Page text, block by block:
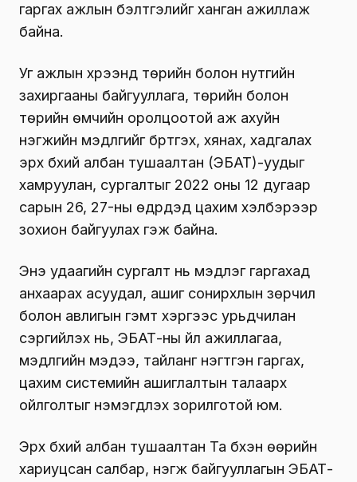
гаргах ажлын бэлтгэлийг ханган ажиллаж
байна.
Уг ажлын хүрээнд төрийн болон нутгийн
захиргааны байгууллага, төрийн болон
төрийн өмчийн оролцоотой аж ахуйн
нэгжийн мэдүүлгийг бүртгэх, хянах, хадгалах
эрх бүхий албан тушаалтан (ЭБАТ)-уудыг
хамруулан, сургалтыг 2022 оны 12 дугаар
сарын 26, 27-ны өдрүүдэд цахим хэлбэрээр
зохион байгуулах гэж байна.
Энэ удаагийн сургалт нь мэдүүлэг гаргахад
анхаарах асуудал, ашиг сонирхлын зөрчил
болон авлигын гэмт хэргээс урьдчилан
сэргийлэх нь, ЭБАТ-ны үйл ажиллагаа,
мэдүүлгийн мэдээ, тайланг нэгтгэн гаргах,
цахим системийн ашиглалтын талаарх
ойлголтыг нэмэгдүүлэх зорилготой юм.
Эрх бүхий албан тушаалтан Та бүхэн өөрийн
хариуцсан салбар, нэгж байгууллагын ЭБАТ-